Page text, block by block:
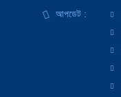
আপডেট :